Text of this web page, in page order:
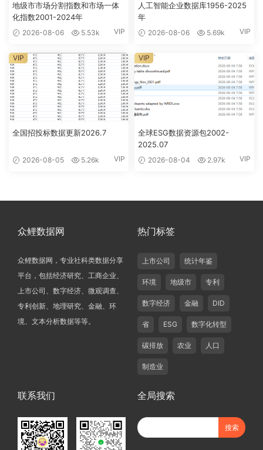
地级市市场分割指数和市场一体
化指数2001-2024年
2026-08-06 5.53k VIP
人工智能企业数据库1956-2025
年
2026-08-06 5.69k VIP
全国招投标数据更新2026.7
2026-08-05 5.26k VIP
VIP
全球ESG数据资源包2002-
2025.07
2026-08-04 2.97k VIP
VIP
众鲤数据网
众鲤数据网，专业社科类数据分享
平台，包括经济研究、工商企业、
上市公司、数字经济、微观调查、
专利创新、地理研究、金融、环
境、文本分析数据等等。
热门标签
上市公司 统计年鉴
环境 地级市 专利
数字经济 金融 DID
省 ESG 数字化转型
碳排放 农业 人口
制造业
联系我们 全局搜索